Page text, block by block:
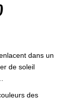
dans un
de soleil
des